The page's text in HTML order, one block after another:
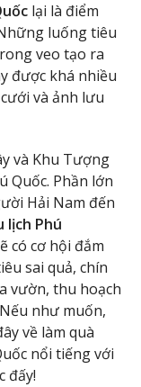
lại là điểm
luống tiêu
veo tạo ra
được khá nhiều
và ảnh lưu
và Khu Tượng
Quốc. Phần lớn
Hải Nam đến
lịch Phú
có cơ hội đắm
sai quả, chín
vườn, thu hoạch
như muốn,
về làm quà
nổi tiếng với
đấy!